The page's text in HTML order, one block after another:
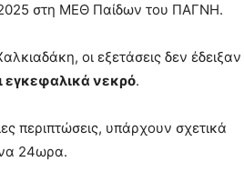
στη ΜΕΘ Παίδων του ΠΑΓΝΗ.
οι εξετάσεις δεν έδειξαν
εγκεφαλικά νεκρό.
περιπτώσεις, υπάρχουν σχετικά
24ωρα.